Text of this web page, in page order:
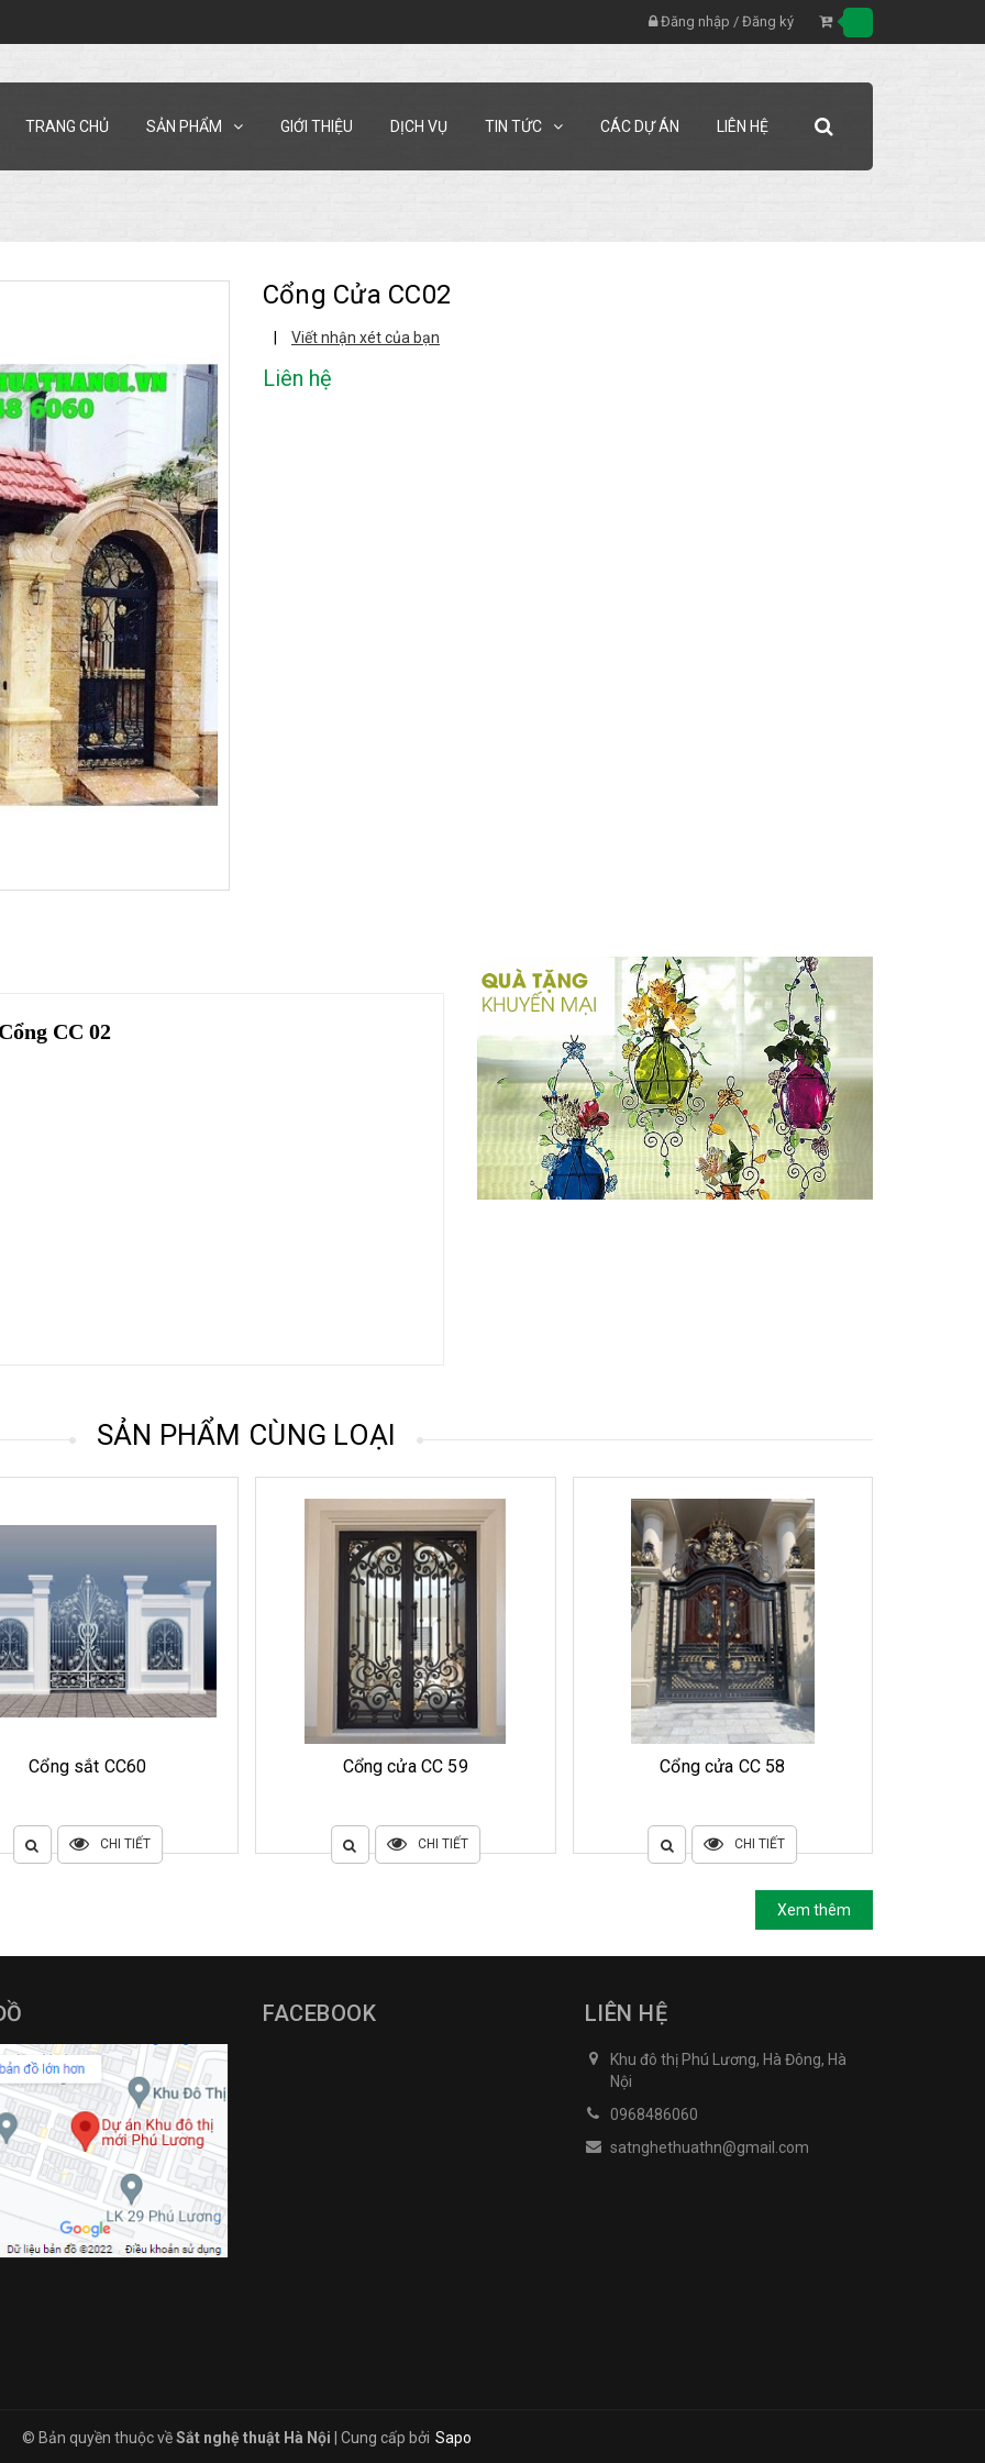
Đăng nhập / Đăng ký
TRANG CHỦ SẢN PHẨM GIỚI THIỆU DỊCH VỤ TIN TỨC CÁC DỰ ÁN LIÊN HỆ
Cổng Cửa CC02
Viết nhận xét của bạn
Liên hệ
CC 02
SẢN PHẨM CÙNG LOẠI
Cổng sắt CC60
CHI TIẾT
Cổng cửa CC 59
CHI TIẾT
Cổng cửa CC 58
CHI TIẾT
Xem thêm
FACEBOOK LIÊN HỆ
Khu đô thị Phú Lương, Hà Đông, Hà
Nội
0968486060
satnghethuathn@gmail.com
© Bản quyền thuộc vềSắt nghệ thuật Hà Nội | Cung cấp bởi Sapo